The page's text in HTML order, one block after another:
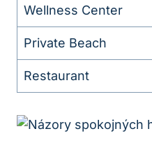
Wellness Center
Private Beach
Restaurant